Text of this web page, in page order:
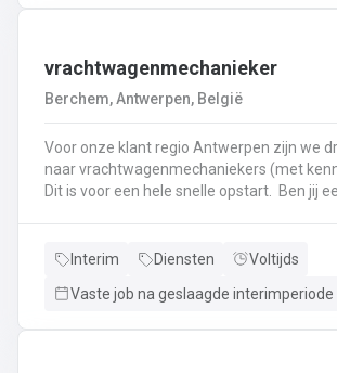
vrachtwagenmechanieker
Berchem, Antwerpen, België
Voor onze klant regio Antwerpen zijn we
naar vrachtwagenmechaniekers (met
Dit is voor een hele snelle opstart. Ben jij een echte
Dan ben jij de persoon die wij zoeken!
Interim Diensten
Voltijds
Vaste job na geslaagde interimperiode